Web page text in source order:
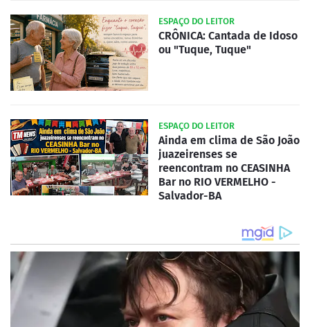
ESPAÇO DO LEITOR
CRÔNICA: Cantada de Idoso
ou "Tuque, Tuque"
ESPAÇO DO LEITOR
Ainda em clima de São João
juazeirenses se
reencontram no CEASINHA
Bar no RIO VERMELHO -
Salvador-BA